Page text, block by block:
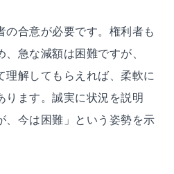
の合意が必要です。権利者も
急な減額は困難ですが、
理解してもらえれば、柔軟に
ります。誠実に状況を説明
、今は困難」という姿勢を示